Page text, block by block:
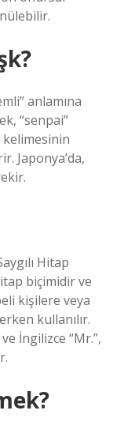
anlamına
“senpai”
kelimesinin
Japonya’da,
Hitap
biçimidir ve
kişilere veya
kullanılır.
İngilizce “Mr.”,